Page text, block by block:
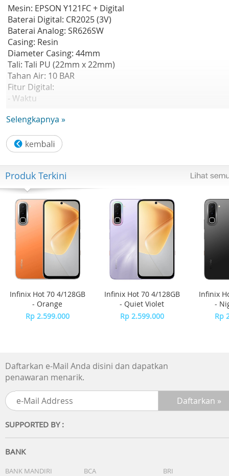
Mesin: EPSON Y121FC + Digital
Baterai Digital: CR2025 (3V)
Baterai Analog: SR626SW
Casing: Resin
Diameter Casing: 44mm
Tali: Tali PU (22mm x 22mm)
Tahan Air: 10 BAR
Fitur Digital:
- Waktu
- Hari/Tanggal
- Alarm
- Lampu Latar LED
Garansi Resmi 1 Tahun
Kelengkapan Paket :
- Free Box
- Jam Tangan
- Kartu Garansi Resmi
- Buku Manual
Selengkapnya »
Produk Terkini
Infinix Hot 70 4/128GB
- Orange
Rp 2.599.000
Infinix Hot 70 4/128GB
- Quiet Violet
Rp 2.599.000
Infinix
-
Rp
Daftarkan e-Mail Anda disini dan dapatkan
penawaran menarik.
SUPPORTED BY :
BANK
BANK MANDIRI BCA
BRI